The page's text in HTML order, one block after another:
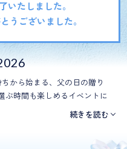
いたしました。
うございました。
から始まる、父の日の贈り
ぶ時間も楽しめるイベントに